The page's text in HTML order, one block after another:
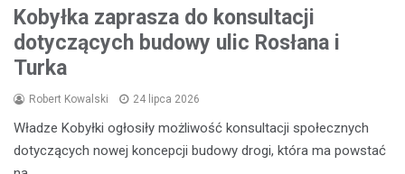
Kobyłka zaprasza do konsultacji
dotyczących budowy ulic Rosłana i
Turka
Robert Kowalski 24 lipca 2026
Władze Kobyłki ogłosiły możliwość konsultacji społecznych
dotyczących nowej koncepcji budowy drogi, która ma powstać